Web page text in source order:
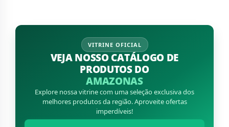
VITRINE OFICIAL
VEJA NOSSO CATÁLOGO DE
PRODUTOS DO
AMAZONAS
Explore nossa vitrine com uma seleção exclusiva dos
melhores produtos da região. Aproveite ofertas
imperdíveis!